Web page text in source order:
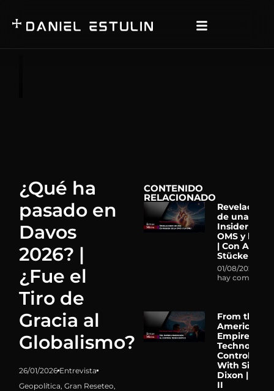
¿Qué ha
pasado en
Davos
2026? |
¿Fue el
Tiro de
Gracia al
Globalismo?
26/01/2026 Entrevista
Geopolítica,Gran Reseteo,
CONTENIDO
RELACIONADO
de una Ex-
Insider de la
OMS y la
| Con Astrid
01/08/2026
hay
From the
American
Empire to
Control |
With Simon
Dixon | Part
II